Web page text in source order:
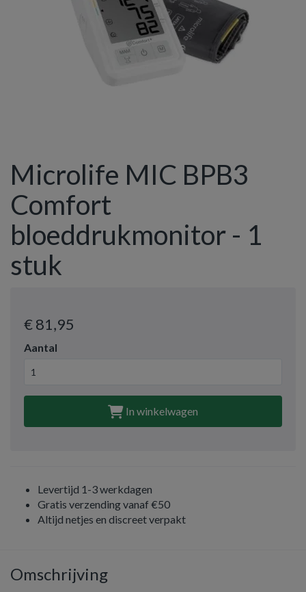
Microlife MIC BPB3
Comfort
bloeddrukmonitor - 1
stuk
€ 81,95
Aantal
In winkelwagen
Levertijd 1-3 werkdagen
Gratis verzending vanaf €50
Altijd netjes en discreet verpakt
Omschrijving